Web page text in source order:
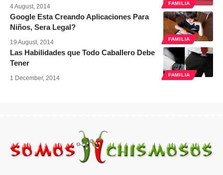
FAMILIA
4 August, 2014
FAMILIA
Google Esta Creando Aplicaciones Para
Niños, Sera Legal?
19 August, 2014
FAMILIA
Las Habilidades que Todo Caballero Debe
Tener
1 December, 2014